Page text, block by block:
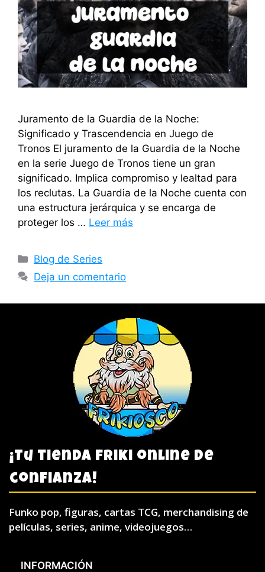
Juramento de la Guardia de la Noche:
Significado y Trascendencia en Juego de
Tronos El juramento de la Guardia de la Noche
en la serie Juego de Tronos tiene un gran
significado. Implica compromiso y lealtad para
los reclutas. La Guardia de la Noche cuenta con
una estructura jerárquica y se encarga de
proteger los … Leer más
Blog de Series
Deja un comentario
¡Tu tienda friki online de
confianza!
Funko pop, figuras, cartas TCG, merchandising de
películas, series, anime, videojuegos…
INFORMACIÓN